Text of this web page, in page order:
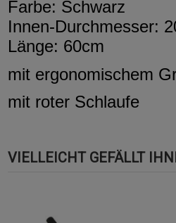
Farbe: Schwarz
Innen-Durchmesser:
Länge: 60cm
mit ergonomischem
mit roter Schlaufe
VIELLEICHT GEFÄLLT